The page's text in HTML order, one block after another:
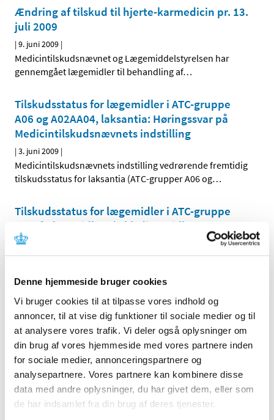
Denne hjemmeside bruger cookies
Vi bruger cookies til at tilpasse vores indhold og
annoncer, til at vise dig funktioner til sociale medier og til
at analysere vores trafik. Vi deler også oplysninger om
din brug af vores hjemmeside med vores partnere inden
for sociale medier, annonceringspartnere og
analysepartnere. Vores partnere kan kombinere disse
data med andre oplysninger, du har givet dem, eller som
de har indsamlet fra din brug af deres tjenester.
Ændring af tilskud til hjerte-karmedicin pr. 13.
juli 2009
|9. juni 2009 |
Medicintilskudsnævnet og Lægemiddelstyrelsen har
gennemgået lægemidler til behandling af…
Tilskudsstatus for lægemidler i ATC-gruppe
A06 og A02AA04, laksantia: Høringssvar på
Medicintilskudsnævnets indstilling
|3. juni 2009 |
Medicintilskudsnævnets indstilling vedrørende fremtidig
tilskudsstatus for laksantia (ATC-grupper A06 og…
Tilskudsstatus for lægemidler i ATC-gruppe
A08, fedmemidler ekskl. diætmidler:
Høringssvar på Medicintilskudsnævnets
indstilling
Medicintilskudsnævnets indstilling vedrørende fremtidig
tilskudsstatus for fedmemidler ekskl. diætmidler…
Alle (2506)
TID
2026 (84)
2025 (158)